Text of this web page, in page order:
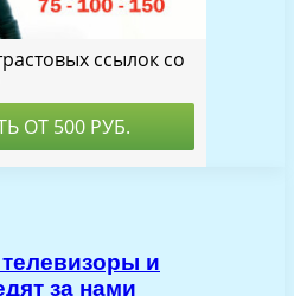
и
за нами